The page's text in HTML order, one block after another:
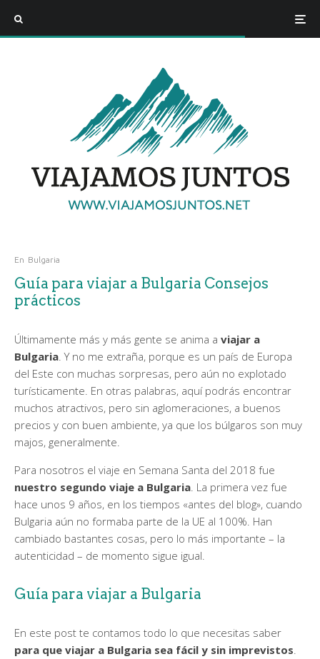
En Bulgaria
Guía para viajar a Bulgaria Consejos
prácticos
Últimamente más y más gente se anima a viajar a
Bulgaria. Y no me extraña, porque es un país de Europa
del Este con muchas sorpresas, pero aún no explotado
turísticamente. En otras palabras, aquí podrás encontrar
muchos atractivos, pero sin aglomeraciones, a buenos
precios y con buen ambiente, ya que los búlgaros son muy
majos, generalmente.
Para nosotros el viaje en Semana Santa del 2018 fue
nuestro segundo viaje a Bulgaria. La primera vez fue
hace unos 9 años, en los tiempos «antes del blog», cuando
Bulgaria aún no formaba parte de la UE al 100%. Han
cambiado bastantes cosas, pero lo más importante – la
autenticidad – de momento sigue igual.
Guía para viajar a Bulgaria
En este post te contamos todo lo que necesitas saber
para que viajar a Bulgaria sea fácil y sin imprevistos.